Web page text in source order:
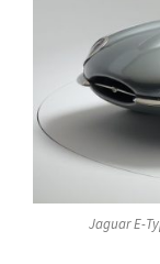
Jaguar E-